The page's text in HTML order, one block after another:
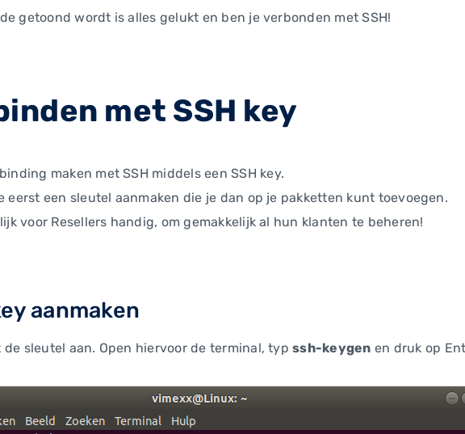
getoond wordt is alles gelukt en ben je verbonden met SSH!
met SSH key
maken met SSH middels een SSH key.
eerst een sleutel aanmaken die je dan op je pakketten kunt toevoegen.
voor Resellers handig, om gemakkelijk al hun klanten te beheren!
aanmaken
de sleutel aan. Open hiervoor de terminal, typssh-keygen en druk op